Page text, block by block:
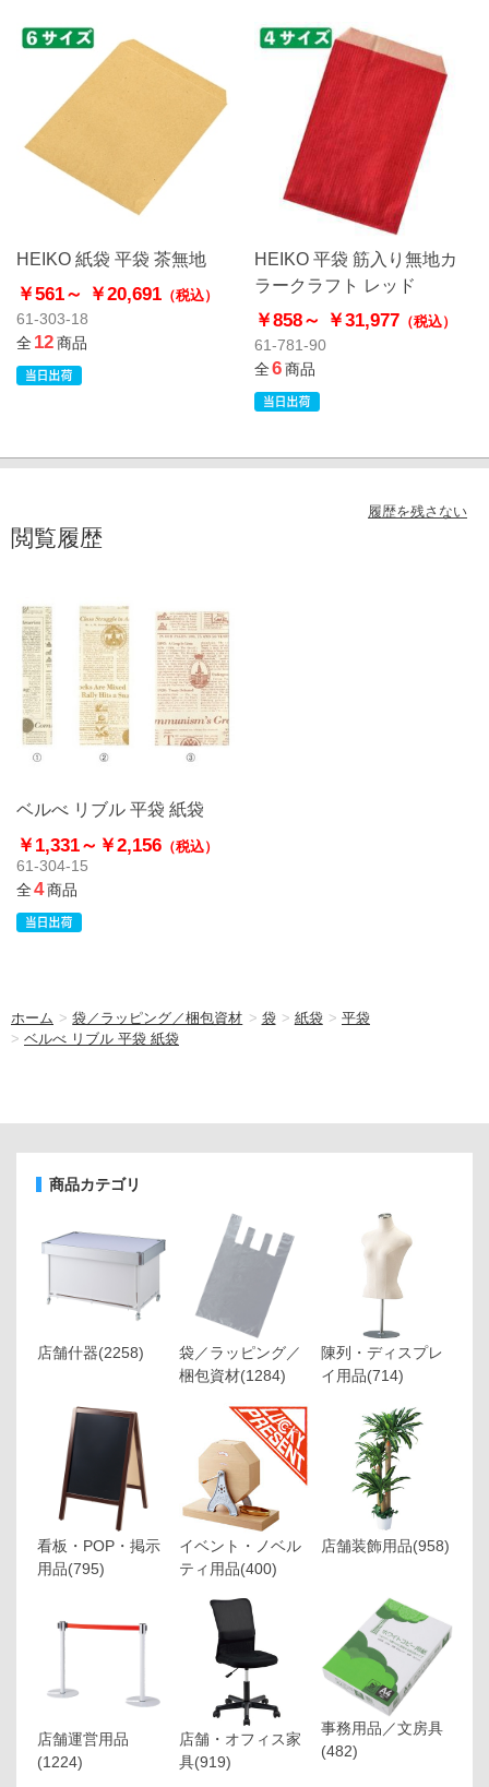
HEIKO 紙袋 平袋 茶無地
￥561～ ￥20,691 （税込）
61-303-18
全12商品
HEIKO 平袋 筋入り無地カ
ラークラフト レッド
￥858～ ￥31,977（税込）
61-781-90
全6商品
履歴を残さない
閲覧履歴
ベルべ リブル 平袋 紙袋
￥1,331～ ￥2,156 （税込）
61-304-15
全4商品
ホーム >袋／ラッピング／梱包資材 > 袋 > 紙袋 > 平袋
> ベルべ リブル 平袋 紙袋
商品カテゴリ
店舗什器(2258)
袋／ラッピング／
梱包資材(1284)
陳列・ディスプレ
イ用品(714)
看板・POP・掲示
用品(795)
イベント・ノベル
ティ用品(400)
店舗装飾用品(958)
店舗運営用品
(1224)
店舗・オフィス家
具(919)
事務用品／文房具
(482)